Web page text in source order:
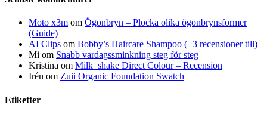
Moto x3m om Ögonbryn – Plocka olika ögonbrynsformer
(Guide)
AI Clips om Bobby’s Haircare Shampoo (+3 recensioner till)
Mi om Snabb vardagssminkning steg för steg
Kristina om Milk_shake Direct Colour – Recension
Irén om Zuii Organic Foundation Swatch
Etiketter